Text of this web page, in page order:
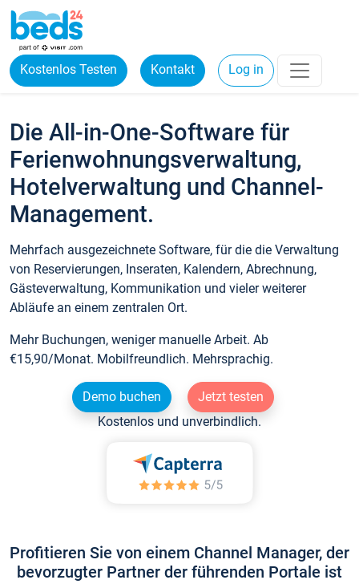
Kostenlos Testen Kontakt Log in
Die All-in-One-Software für
Ferienwohnungsverwaltung,
Hotelverwaltung und Channel-
Management.
Mehrfach ausgezeichnete Software, für die die Verwaltung
von Reservierungen, Inseraten, Kalendern, Abrechnung,
Gästeverwaltung, Kommunikation und vieler weiterer
Abläufe an einem zentralen Ort.
Mehr Buchungen, weniger manuelle Arbeit. Ab
€15,90/Monat. Mobilfreundlich. Mehrsprachig.
Demo buchen
Jetzt testen
Kostenlos und unverbindlich.
Profitieren Sie von einem Channel Manager, der
bevorzugter Partner der führenden Portale ist